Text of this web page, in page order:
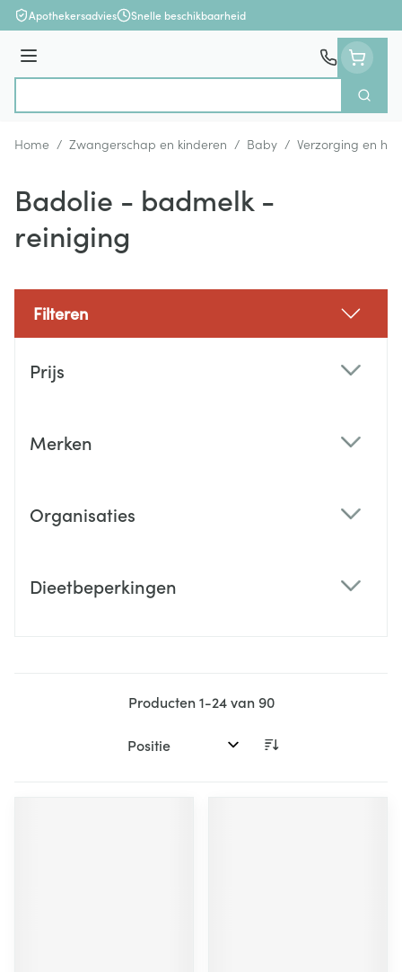
Ga naar de inhoud
Apothekersadvies Snelle beschikbaarheid
Menu
Zoek
Home / Zwangerschap en kinderen / Baby / Verzorging en
Badolie - badmelk -
reiniging
Filteren
Prijs
Merken
Organisaties
Dieetbeperkingen
Producten1-24van90
Sorteer op: